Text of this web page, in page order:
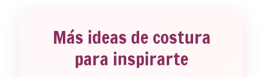
Más ideas de costura
para inspirarte